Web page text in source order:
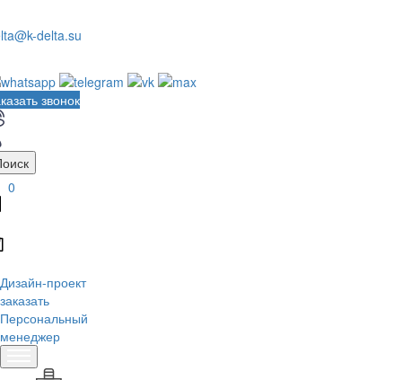
delta.su
звонок
0
Дизайн-проект
заказать
Персональный
менеджер